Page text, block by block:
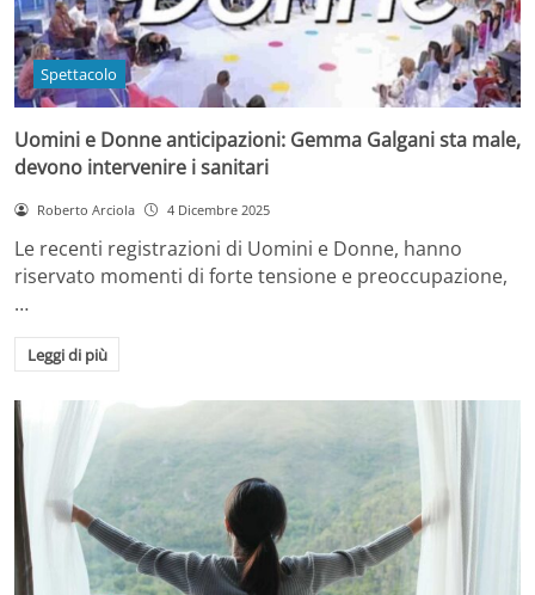
Spettacolo
Uomini e Donne anticipazioni: Gemma Galgani sta male,
devono intervenire i sanitari
Roberto Arciola 4 Dicembre 2025
Le recenti registrazioni di Uomini e Donne, hanno
riservato momenti di forte tensione e preoccupazione,
…
Leggi di più